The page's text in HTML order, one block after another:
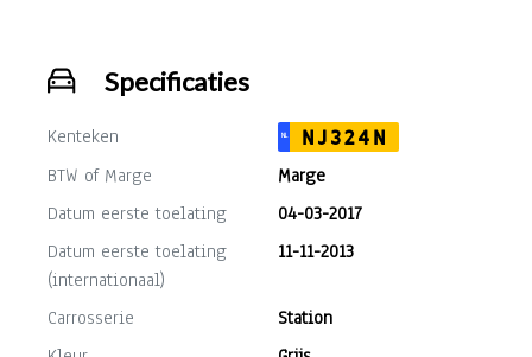
Specificaties
Kenteken NL
NJ324N
BTW of Marge
Marge
Datum eerste toelating
04-03-2017
Datum eerste toelating
(internationaal)
11-11-2013
Carrosserie
Station